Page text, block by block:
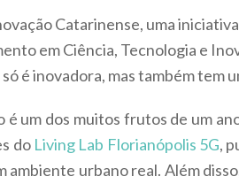
Catarinense, uma
em Ciência, Tecnologia e
só é inovadora, mas também tem
é um dos muitos frutos de um
do Living Lab Florianópolis 5G,
ambiente urbano real. Além